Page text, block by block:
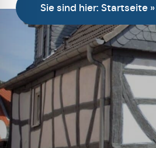
Sie sind hier: Startseite »